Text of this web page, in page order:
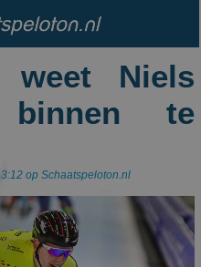
weet Niels
binnen te
op Schaatspeloton.nl